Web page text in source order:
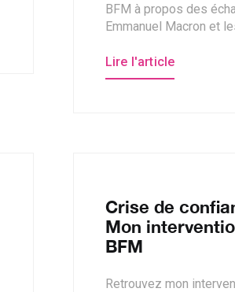
BFM à propos des
Emmanuel Macron et
Lire l'article
Crise de
Mon
BFM
Retrouvez mon